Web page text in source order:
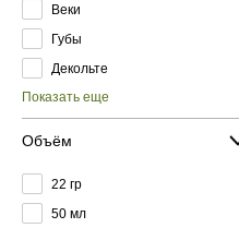
Веки
Губы
Декольте
Показать еще
Объём
22 гр
50 мл